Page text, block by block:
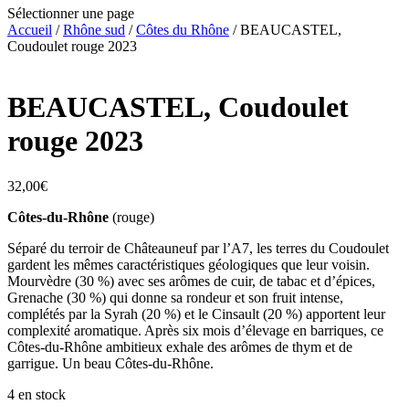
Sélectionner une page
Accueil /Rhône sud /Côtes du Rhône / BEAUCASTEL,
Coudoulet rouge 2023
BEAUCASTEL, Coudoulet
rouge 2023
32,00€
Côtes-du-Rhône (rouge)
Séparé du terroir de Châteauneuf par l’A7, les terres du Coudoulet
gardent les mêmes caractéristiques géologiques que leur voisin.
Mourvèdre (30 %) avec ses arômes de cuir, de tabac et d’épices,
Grenache (30 %) qui donne sa rondeur et son fruit intense,
complétés par la Syrah (20 %) et le Cinsault (20 %) apportent leur
complexité aromatique. Après six mois d’élevage en barriques, ce
Côtes-du-Rhône ambitieux exhale des arômes de thym et de
garrigue. Un beau Côtes-du-Rhône.
4 en stock